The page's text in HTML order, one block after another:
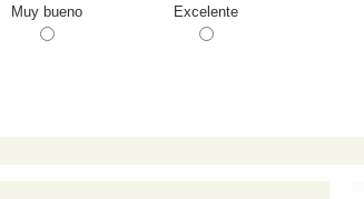
Muy bueno Excelente